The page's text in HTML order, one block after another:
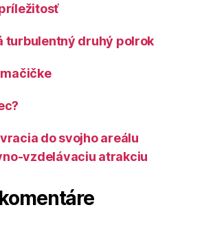
turbulentný druhý polrok
do svojho areálu
vzdelávaciu atrakciu